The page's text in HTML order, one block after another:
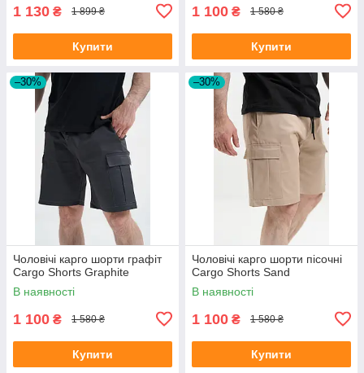
1 130 ₴ 1 899 ₴
Купити
1 100 ₴ 1 580 ₴
Купити
–30%
Чоловічі карго шорти графіт
Cargo Shorts Graphite
В наявності
1 100 ₴ 1 580 ₴
Купити
–30%
Чоловічі карго шорти пісочні
Cargo Shorts Sand
В наявності
1 100 ₴ 1 580 ₴
Купити